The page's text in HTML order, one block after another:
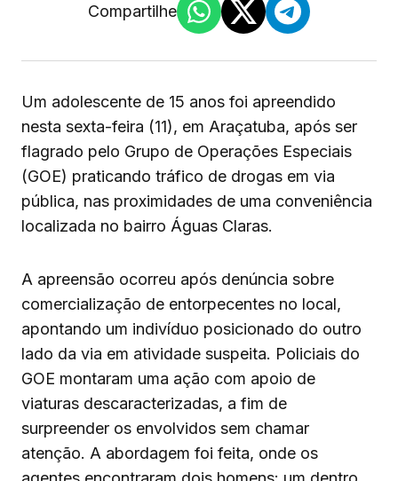
Compartilhe
Um adolescente de 15 anos foi apreendido
nesta sexta-feira (11), em Araçatuba, após ser
flagrado pelo Grupo de Operações Especiais
(GOE) praticando tráfico de drogas em via
pública, nas proximidades de uma conveniência
localizada no bairro Águas Claras.
A apreensão ocorreu após denúncia sobre
comercialização de entorpecentes no local,
apontando um indivíduo posicionado do outro
lado da via em atividade suspeita. Policiais do
GOE montaram uma ação com apoio de
viaturas descaracterizadas, a fim de
surpreender os envolvidos sem chamar
atenção. A abordagem foi feita, onde os